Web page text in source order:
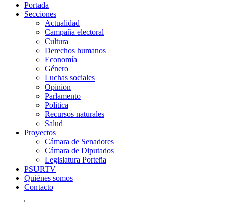
Portada
Secciones
Actualidad
Campaña electoral
Cultura
Derechos humanos
Economía
Género
Luchas sociales
Opinion
Parlamento
Politica
Recursos naturales
Salud
Proyectos
Cámara de Senadores
Cámara de Diputados
Legislatura Porteña
PSURTV
Quiénes somos
Contacto